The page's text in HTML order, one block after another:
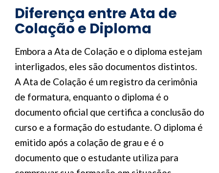
Diferença entre Ata de
Colação e Diploma
Embora a Ata de Colação e o diploma estejam
interligados, eles são documentos distintos.
A Ata de Colação é um registro da cerimônia
de formatura, enquanto o diploma é o
documento oficial que certifica a conclusão do
curso e a formação do estudante. O diploma é
emitido após a colação de grau e é o
documento que o estudante utiliza para